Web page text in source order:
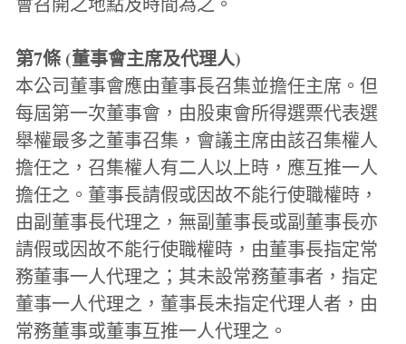
第7條 (董事會主席及代理人)
本公司董事會應由董事長召集並擔任主席。但
每屆第一次董事會，由股東會所得選票代表選
舉權最多之董事召集，會議主席由該召集權人
擔任之，召集權人有二人以上時，應互推一人
擔任之。董事長請假或因故不能行使職權時，
由副董事長代理之，無副董事長或副董事長亦
請假或因故不能行使職權時，由董事長指定常
務董事一人代理之；其未設常務董事者，指定
董事一人代理之，董事長未指定代理人者，由
常務董事或董事互推一人代理之。